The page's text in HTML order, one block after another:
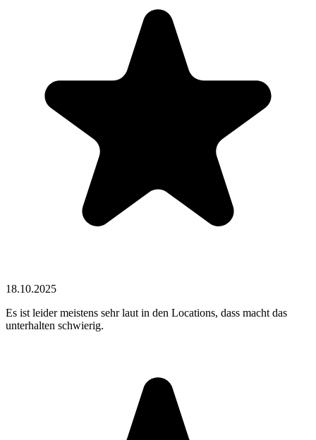
18.10.2025
Es ist leider meistens sehr laut in den Locations, dass macht das
unterhalten schwierig.